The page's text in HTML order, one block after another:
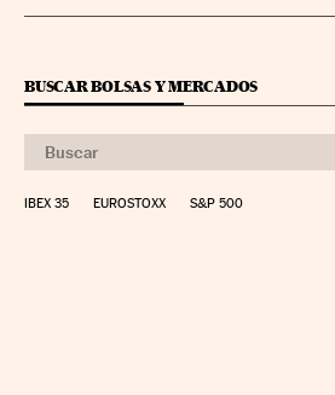
BUSCAR BOLSAS Y MERCADOS
IBEX 35 EUROSTOXX S&P 500